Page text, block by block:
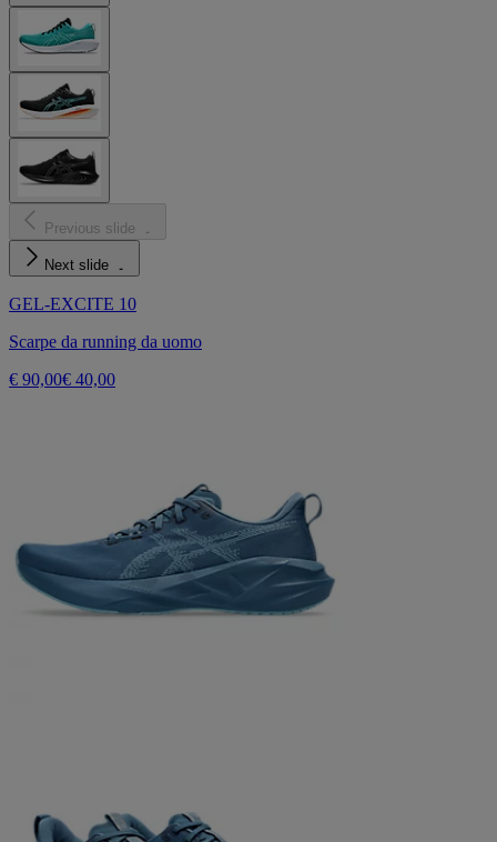
Previous slide
Next slide
GEL-EXCITE 10
Scarpe da running da uomo
€ 90,00€ 40,00